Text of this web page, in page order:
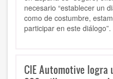
necesario “establecer un
como de costumbre,
participar en este diálogo”.
CIE Automotive